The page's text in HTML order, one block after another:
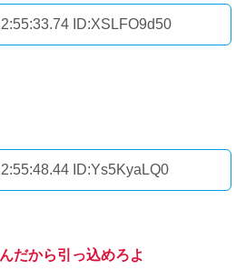
ID:XSLFO9d50
ID:Ys5KyaLQ0
だから引っ込めろよ